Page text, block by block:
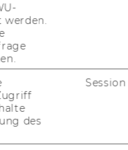
des
Session